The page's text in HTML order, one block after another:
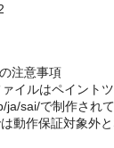
注意事項
イルはペイントツ
sai/で制作されて
動作保証対象外